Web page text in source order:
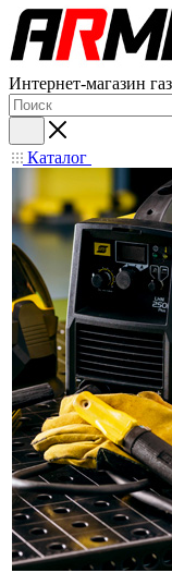
Интернет-магазин
Каталог